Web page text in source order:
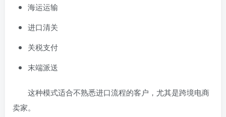
海运运输
进口清关
关税支付
末端派送
这种模式适合不熟悉进口流程的客户，尤其是跨境电商
卖家。